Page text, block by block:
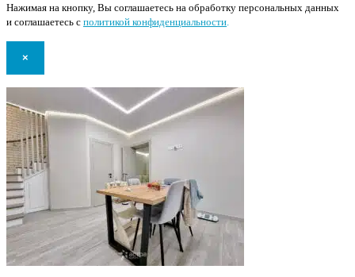
Нажимая на кнопку, Вы соглашаетесь на обработку персональных данных
и соглашаетесь с политикой конфиденциальности
×